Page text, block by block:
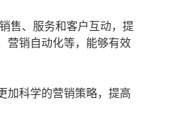
售、服务和客户互动，提
营销自动化等，能够有效
加科学的营销策略，提高